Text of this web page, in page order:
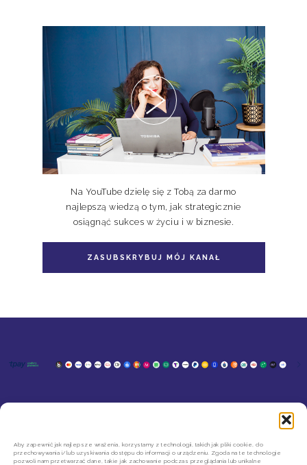
Aby zapewnić jak najlepsze wrażenia, korzystamy z technologii, takich jak pliki cookie, do
przechowywania i/lub uzyskiwania dostępu do informacji o urządzeniu. Zgoda na te technologie
pozwoli nam przetwarzać dane, takie jak zachowanie podczas przeglądania lub unikalne
PAKIET KSIĄŻEK DOSKONALE
NIEDOSKONALI TOM I, II, III
Na YouTube dzielę się z Tobą za darmo
najlepszą wiedzą o tym, jak strategicznie
osiągnąć sukces w życiu i w biznesie.
ZASUBSKRYBUJ MÓJ KANAŁ
REGULAMIN SKLEPU
POLITYKA PRYWATNOŚCI